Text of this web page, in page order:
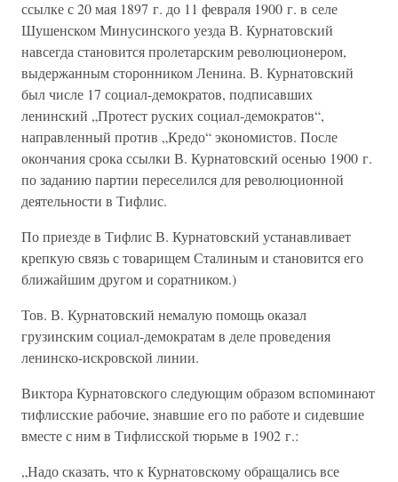
ссылке с 20 мая 1897 г. до 11 февраля 1900 г. в селе
Шушенском Минусинского уезда В. Курнатовский
навсегда становится пролетарским революционером,
выдержанным сторонником Ленина. В. Курнатовский
был числе 17 социал-демократов, подписавших
ленинский „Протест руских социал-демократов“,
направленный против „Кредо“ экономистов. После
окончания срока ссылки В. Курнатовский осенью 1900 г.
по заданию партии переселился для революционной
деятельности в Тифлис.
По приезде в Тифлис В. Курнатовский устанавливает
крепкую связь с товарищем Сталиным и становится его
ближайшим другом и соратником.)
Тов. В. Курнатовский немалую помощь оказал
грузинским социал-демократам в деле проведения
ленинско-искровской линии.
Виктора Курнатовского следующим образом вспоминают
тифлисские рабочие, знавшие его по работе и сидевшие
вместе с ним в Тифлисской тюрьме в 1902 г.:
„Надо сказать, что к Курнатовскому обращались все